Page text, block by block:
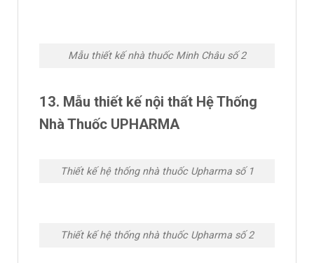
Mẫu thiết kế nhà thuốc Minh Châu số 2
13. Mẫu thiết kế nội thất Hệ Thống
Nhà Thuốc UPHARMA
Thiết kế hệ thống nhà thuốc Upharma số 1
Thiết kế hệ thống nhà thuốc Upharma số 2